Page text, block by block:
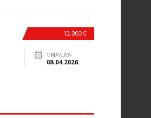
12.900 €
OBJAVLJEN
08.04.2026.